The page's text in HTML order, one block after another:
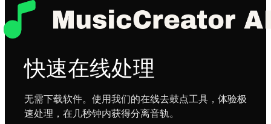
快速在线处理
无需下载软件。使用我们的在线去鼓点工具，体验极
速处理，在几秒钟内获得分离音轨。